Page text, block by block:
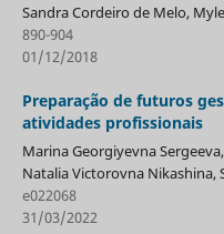
Sandra Cordeiro de Melo,
890-904
01/12/2018
Preparação de futuros
atividades profissionais
Marina Georgiyevna
Natalia Victorovna Nikashina,
e022068
31/03/2022